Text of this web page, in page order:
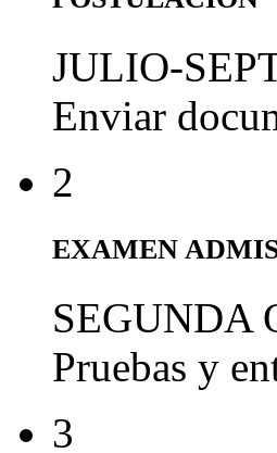
JULIO-
Enviar
2
EXAMEN
SEGUNDA
Pruebas y
3